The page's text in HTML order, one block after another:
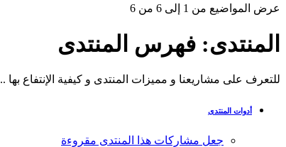
عرض المواضيع من 1 إلى 6 من 6
المنتدى: فهرس المنتدى
للتعرف على مشاريعنا و مميزات المنتدى و كيفية الإنتفاع بها ..
أدوات المنتدى
جعل مشاركات هذا المنتدى مقروءة